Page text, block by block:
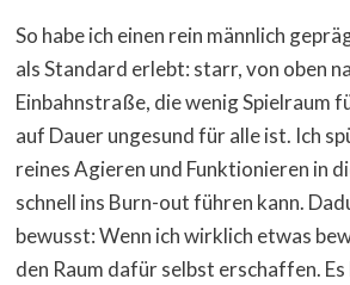
So habe ich einen rein männlich
als Standard erlebt: starr, von oben
Einbahnstraße, die wenig Spielraum
auf Dauer ungesund für alle ist. Ich
reines Agieren und Funktionieren in
schnell ins Burn-out führen kann.
bewusst: Wenn ich wirklich etwas
den Raum dafür selbst erschaffen.